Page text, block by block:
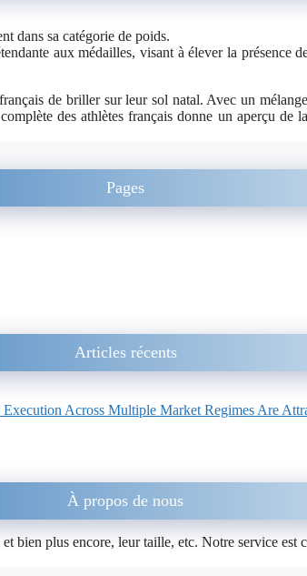
dans sa catégorie de poids.
aux médailles, visant à élever la
de briller sur leur sol natal. Avec un
des athlètes français donne un aperçu
Pages
Articles récents
Across Multiple Market Regimes Are
À propos de nous
bien plus encore, leur taille, etc. Notre service est